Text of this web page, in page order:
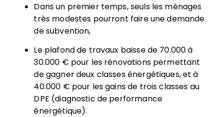
Dans un premier temps, seuls les ménages
très modestes pourront faire une demande
de subvention,
Le plafond de travaux baisse de 70.000 à
30.000 € pour les rénovations permettant
de gagner deux classes énergétiques, et à
40.000 € pour les gains de trois classes au
DPE (diagnostic de performance
énergétique).